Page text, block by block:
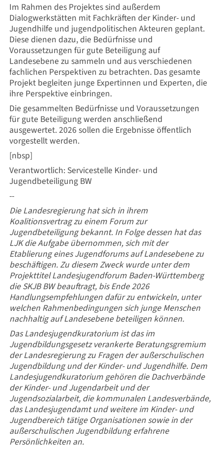
Im Rahmen des Projektes sind außerdem
Dialogwerkstätten mit Fachkräften der Kinder- und
Jugendhilfe und jugendpolitischen Akteuren geplant.
Diese dienen dazu, die Bedürfnisse und
Voraussetzungen für gute Beteiligung auf
Landesebene zu sammeln und aus verschiedenen
fachlichen Perspektiven zu betrachten. Das gesamte
Projekt begleiten junge Expertinnen und Experten, die
ihre Perspektive einbringen.
Die gesammelten Bedürfnisse und Voraussetzungen
für gute Beteiligung werden anschließend
ausgewertet. 2026 sollen die Ergebnisse öffentlich
vorgestellt werden.
[nbsp]
Verantwortlich: Servicestelle Kinder- und
Jugendbeteiligung BW
--
Die Landesregierung hat sich in ihrem
Koalitionsvertrag zu einem Forum zur
Jugendbeteiligung bekannt. In Folge dessen hat das
LJK die Aufgabe übernommen, sich mit der
Etablierung eines Jugendforums auf Landesebene zu
beschäftigen. Zu diesem Zweck wurde unter dem
Projekttitel Landesjugendforum Baden-Württemberg
die SKJB BW beauftragt, bis Ende 2026
Handlungsempfehlungen dafür zu entwickeln, unter
welchen Rahmenbedingungen sich junge Menschen
nachhaltig auf Landesebene beteiligen können.
Das Landesjugendkuratorium ist das im
Jugendbildungsgesetz verankerte Beratungsgremium
der Landesregierung zu Fragen der außerschulischen
Jugendbildung und der Kinder- und Jugendhilfe. Dem
Landesjugendkuratorium gehören die Dachverbände
der Kinder- und Jugendarbeit und der
Jugendsozialarbeit, die kommunalen Landesverbände,
das Landesjugendamt und weitere im Kinder- und
Jugendbereich tätige Organisationen sowie in der
außerschulischen Jugendbildung erfahrene
Persönlichkeiten an.